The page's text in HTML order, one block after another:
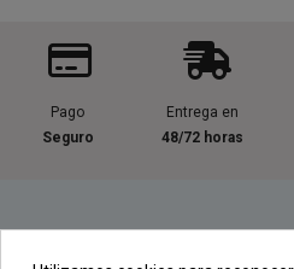
Pago
Seguro
Entrega en
48/72 horas